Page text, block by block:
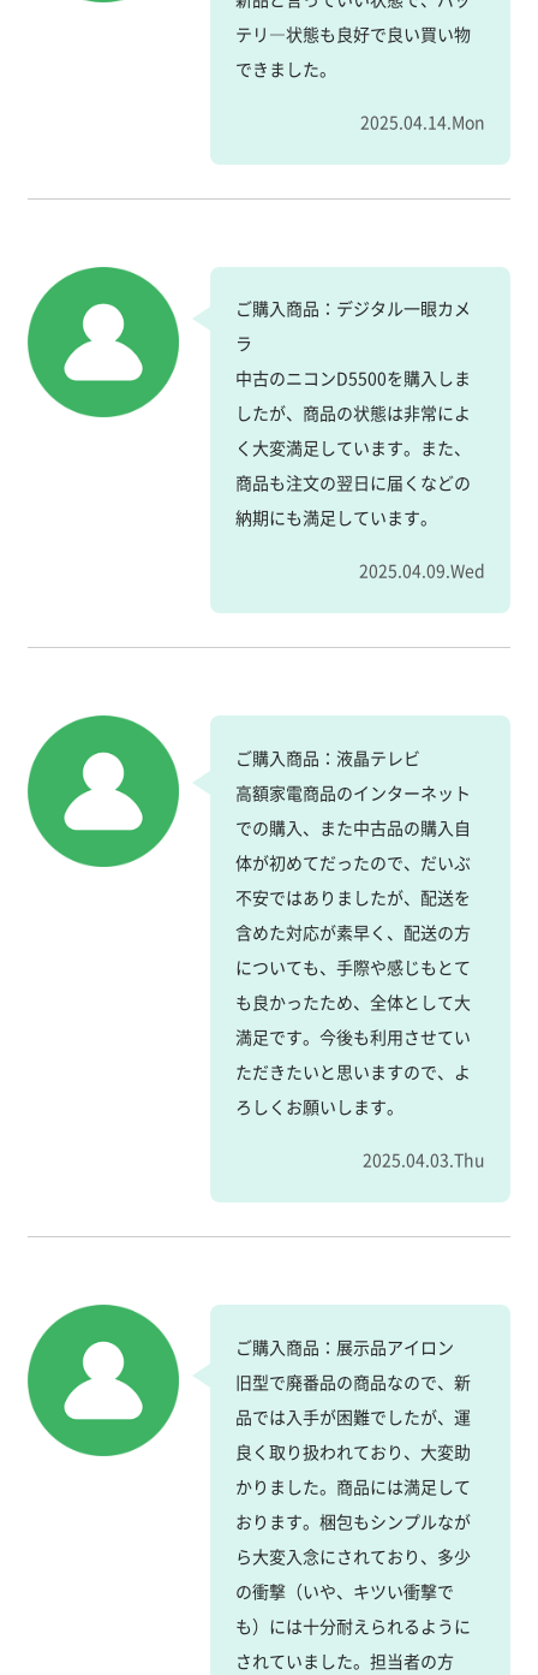
テリ―状態も良好で良い買い物
できました。
2025.04.14.Mon
ご購入商品：デジタル一眼カメ
ラ
中古のニコンD5500を購入しま
したが、商品の状態は非常によ
く大変満足しています。また、
商品も注文の翌日に届くなどの
納期にも満足しています。
2025.04.09.Wed
ご購入商品：液晶テレビ
高額家電商品のインターネット
での購入、また中古品の購入自
体が初めてだったので、だいぶ
不安ではありましたが、配送を
含めた対応が素早く、配送の方
についても、手際や感じもとて
も良かったため、全体として大
満足です。今後も利用させてい
ただきたいと思いますので、よ
ろしくお願いします。
2025.04.03.Thu
ご購入商品：展示品アイロン
旧型で廃番品の商品なので、新
品では入手が困難でしたが、運
良く取り扱われており、大変助
かりました。商品には満足して
おります。梱包もシンプルなが
ら大変入念にされており、多少
の衝撃（いや、キツい衝撃で
も）には十分耐えられるように
されていました。担当者の方